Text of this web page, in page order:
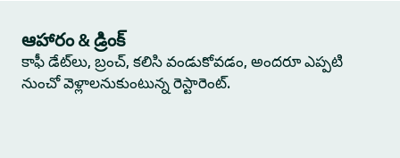
ఆహారం & డ్రింక్
కాఫీ డేట్‌లు, బ్రంచ్, కలిసి వండుకోవడం, అందరూ ఎప్పటి
నుంచో వెళ్లాలనుకుంటున్న రెస్టారెంట్.